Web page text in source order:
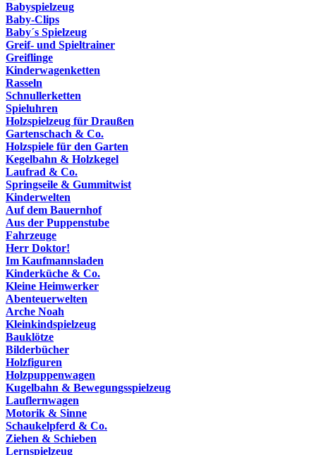
Babyspielzeug
Baby-Clips
Baby´s Spielzeug
Greif- und Spieltrainer
Greiflinge
Kinderwagenketten
Rasseln
Schnullerketten
Spieluhren
Holzspielzeug für Draußen
Gartenschach & Co.
Holzspiele für den Garten
Kegelbahn & Holzkegel
Laufrad & Co.
Springseile & Gummitwist
Kinderwelten
Auf dem Bauernhof
Aus der Puppenstube
Fahrzeuge
Herr Doktor!
Im Kaufmannsladen
Kinderküche & Co.
Kleine Heimwerker
Abenteuerwelten
Arche Noah
Kleinkindspielzeug
Bauklötze
Bilderbücher
Holzfiguren
Holzpuppenwagen
Kugelbahn & Bewegungsspielzeug
Lauflernwagen
Motorik & Sinne
Schaukelpferd & Co.
Ziehen & Schieben
Lernspielzeug